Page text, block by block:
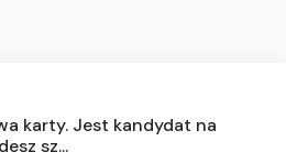
karty. Jest kandydat na
sz...